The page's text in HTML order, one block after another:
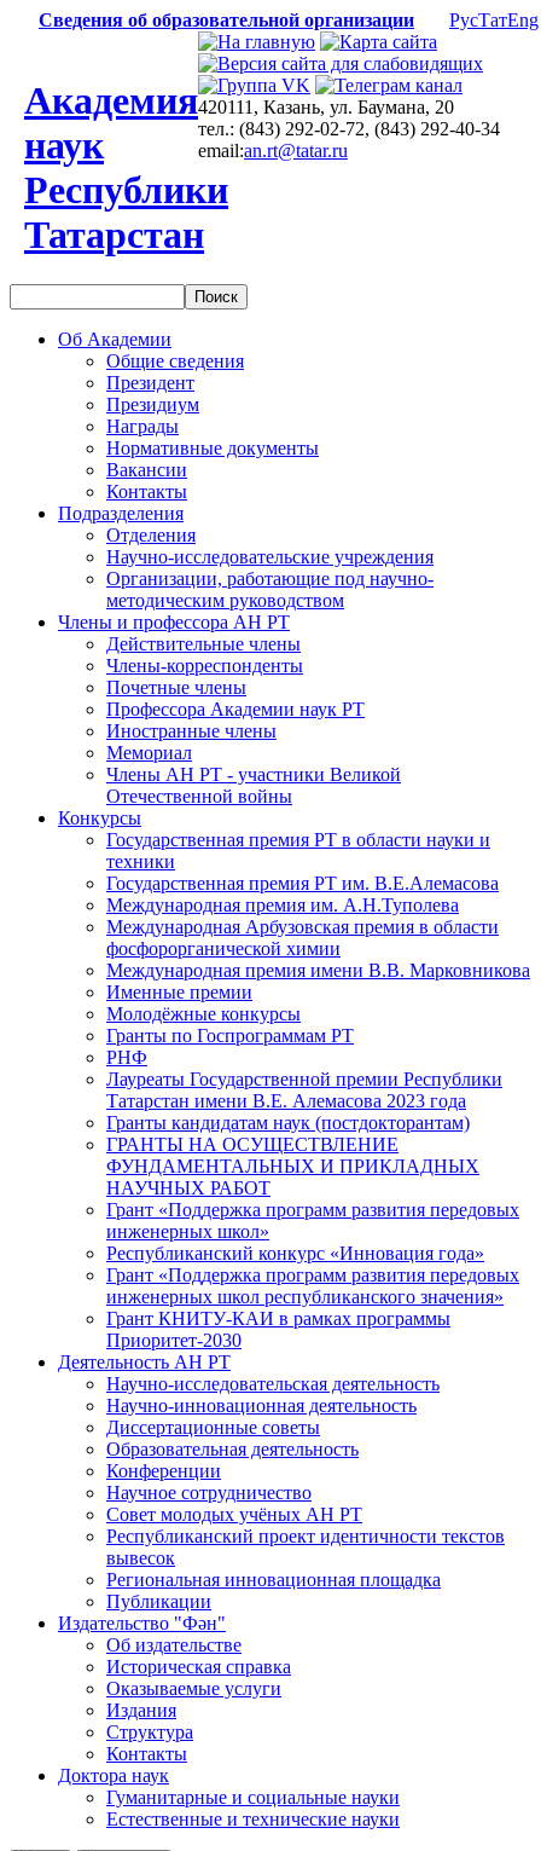
Сведения об образовательной организации РусТатEng
Академия
наук
Республики
Татарстан
420111, Казань, ул. Баумана, 20
тел.: (843) 292-02-72, (843) 292-40-34
email:an.rt@tatar.ru
Об Академии
Общие сведения
Президент
Президиум
Награды
Нормативные документы
Вакансии
Контакты
Подразделения
Отделения
Научно-исследовательские учреждения
Организации, работающие под научно-
методическим руководством
Члены и профессора АН РТ
Действительные члены
Члены-корреспонденты
Почетные члены
Профессора Академии наук РТ
Иностранные члены
Мемориал
Члены АН РТ - участники Великой
Отечественной войны
Конкурсы
Государственная премия РТ в области науки и
техники
Государственная премия РТ им. В.Е.Алемасова
Международная премия им. А.Н.Туполева
Международная Арбузовская премия в области
фосфорорганической химии
Международная премия имени В.В. Марковникова
Именные премии
Молодёжные конкурсы
Гранты по Госпрограммам РТ
РНФ
Лауреаты Государственной премии Республики
Татарстан имени В.Е. Алемасова 2023 года
Гранты кандидатам наук (постдокторантам)
ГРАНТЫ НА ОСУЩЕСТВЛЕНИЕ
ФУНДАМЕНТАЛЬНЫХ И ПРИКЛАДНЫХ
НАУЧНЫХ РАБОТ
Грант «Поддержка программ развития передовых
инженерных школ»
Республиканский конкурс «Инновация года»
Грант «Поддержка программ развития передовых
инженерных школ республиканского значения»
Грант КНИТУ-КАИ в рамках программы
Приоритет-2030
Деятельность АН РТ
Научно-исследовательская деятельность
Научно-инновационная деятельность
Диссертационные советы
Образовательная деятельность
Конференции
Научное сотрудничество
Совет молодых учёных АН РТ
Республиканский проект идентичности текстов
вывесок
Региональная инновационная площадка
Публикации
Издательство "Фән"
Об издательстве
Историческая справка
Оказываемые услуги
Издания
Структура
Контакты
Доктора наук
Гуманитарные и социальные науки
Естественные и технические науки